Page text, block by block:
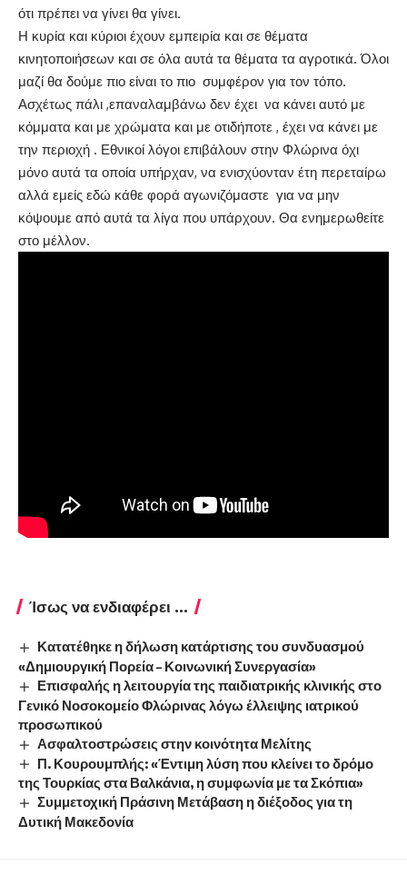
ότι πρέπει να γίνει θα γίνει.
Η κυρία και κύριοι έχουν εμπειρία και σε θέματα
κινητοποιήσεων και σε όλα αυτά τα θέματα τα αγροτικά. Όλοι
μαζί θα δούμε πιο είναι το πιο συμφέρον για τον τόπο.
Ασχέτως πάλι ,επαναλαμβάνω δεν έχει να κάνει αυτό με
κόμματα και με χρώματα και με οτιδήποτε , έχει να κάνει με
την περιοχή . Εθνικοί λόγοι επιβάλουν στην Φλώρινα όχι
μόνο αυτά τα οποία υπήρχαν, να ενισχύονταν έτη περεταίρω
αλλά εμείς εδώ κάθε φορά αγωνιζόμαστε για να μην
κόψουμε από αυτά τα λίγα που υπάρχουν. Θα ενημερωθείτε
στο μέλλον.
Ίσως να ενδιαφέρει ...
Κατατέθηκε η δήλωση κατάρτισης του συνδυασμού
«Δημιουργική Πορεία – Κοινωνική Συνεργασία»
Επισφαλής η λειτουργία της παιδιατρικής κλινικής στο
Γενικό Νοσοκομείο Φλώρινας λόγω έλλειψης ιατρικού
προσωπικού
Ασφαλτοστρώσεις στην κοινότητα Μελίτης
Π. Κουρουμπλής: «Έντιμη λύση που κλείνει το δρόμο
της Τουρκίας στα Βαλκάνια, η συμφωνία με τα Σκόπια»
Συμμετοχική Πράσινη Μετάβαση η διέξοδος για τη
Δυτική Μακεδονία